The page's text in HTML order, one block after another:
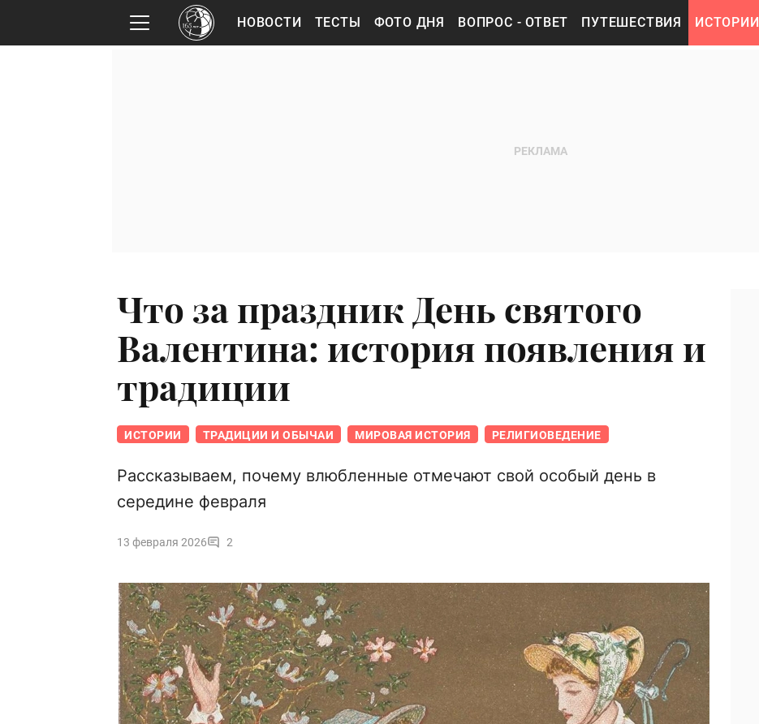
НОВОСТИ ТЕСТЫ ФОТО ДНЯ ВОПРОС - ОТВЕТ ПУТЕШЕСТВИЯ ИСТОРИИ
Что за праздник День святого
Валентина: история появления и
традиции
ИСТОРИИ ТРАДИЦИИ И ОБЫЧАИ МИРОВАЯ ИСТОРИЯ РЕЛИГИОВЕДЕНИЕ
Рассказываем, почему влюбленные отмечают свой особый день в
середине февраля
13 февраля 2026 2